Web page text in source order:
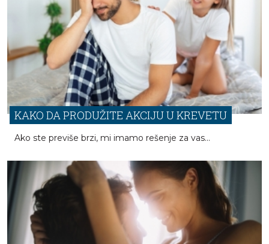
KAKO DA PRODUŽITE AKCIJU U KREVETU
Ako ste previše brzi, mi imamo rešenje za vas...